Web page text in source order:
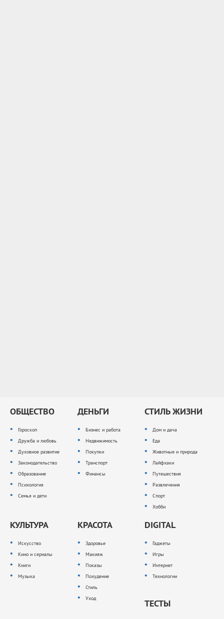
ОБЩЕСТВО
Гороскоп
Дружба и любовь
Духовное развитие
Законодательство
Образование
Психология
Семья и дети
ДЕНЬГИ
Бизнес и работа
Недвижимость
Покупки
Транспорт
Финансы
СТИЛЬ ЖИЗНИ
Дом и дача
Еда
Животные и природа
Лайфхаки
Путешествия
Развлечения
Спорт
Хобби
КУЛЬТУРА
Искусство
Кино и сериалы
Книги
Музыка
КРАСОТА
Здоровье
Макияж
Показы
Похудение
Стиль
Уход
DIGITAL
Гаджеты
Игры
Интернет
Технологии
ТЕСТЫ